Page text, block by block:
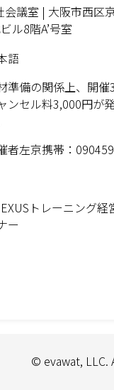
議室 | 大阪市西区
ル8階A’号室
語
準備の関係上、開催
ンセル料3,000円が
者左京携帯：
トレーニング経
ー
© evawat, LLC.